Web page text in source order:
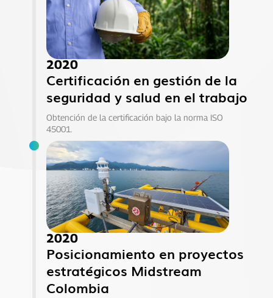
2020
Certificación en gestión de la
seguridad y salud en el trabajo
Obtención de la certificación bajo la norma ISO
45001.
2020
Posicionamiento en proyectos
estratégicos Midstream
Colombia